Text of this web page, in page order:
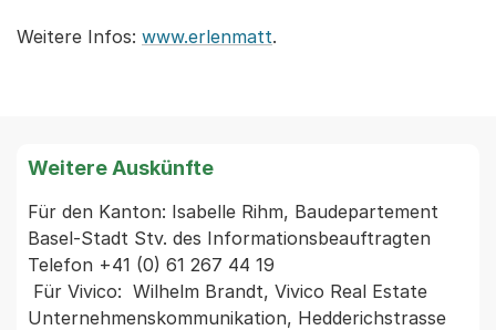
Weitere Infos: www.erlenmatt.
Weitere Auskünfte
Für den Kanton: Isabelle Rihm, Baudepartement
Basel-Stadt Stv. des Informationsbeauftragten
Telefon +41 (0) 61 267 44 19
Unternehmenskommunikation, Hedderichstrasse